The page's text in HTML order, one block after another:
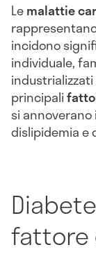
Lemalattie
incidono
individuale,
industrializzati
principali
si
dislipidemia e
fattore